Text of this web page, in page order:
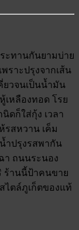
ะทานกันยามบ่าย
ราะปรุงจากเส้น
วจนเป็นน้ำมัน
เหลืองทอด โรย
ดก็ใส่กุ้ง เวลา
รสหวาน เค็ม
ำปรุงรสพากัน
า ถนนระนอง
ร้านนี้ป้าคนขาย
ไตล์ภูเก็ตของแท้